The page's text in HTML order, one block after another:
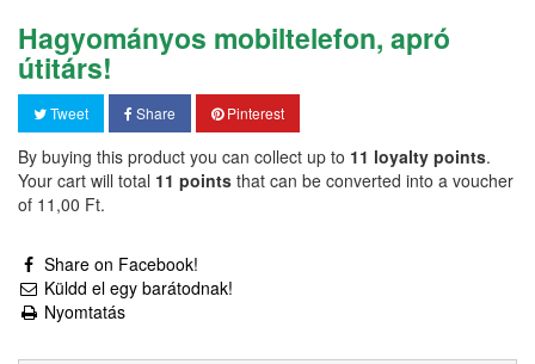
Hagyományos mobiltelefon, apró
útitárs!
Tweet Share Pinterest
By buying this product you can collect up to 11 loyalty points.
Your cart will total 11 points that can be converted into a voucher
of 11,00 Ft‎.
Share on Facebook!
Küldd el egy barátodnak!
Nyomtatás